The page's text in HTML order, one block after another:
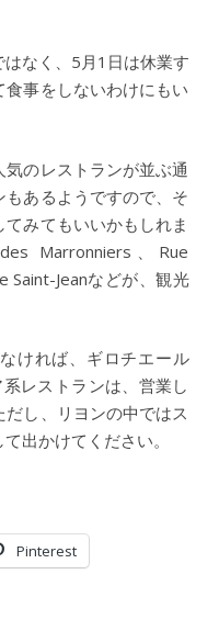
なく、5月1日は休業す
事をしないわけにもい
のレストランが並ぶ通
あるようですので、そ
みてもいいかもしれま
Marronniers、Rue
Saint-Jeanなどが、観光
ければ、ギロチエール
レストランは、営業し
し、リヨンの中ではス
出かけてください。
Pinterest